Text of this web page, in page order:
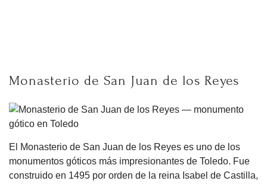
Monasterio de San Juan de los Reyes
El Monasterio de San Juan de los Reyes es uno de los
monumentos góticos más impresionantes de Toledo. Fue
construido en 1495 por orden de la reina Isabel de Castilla,